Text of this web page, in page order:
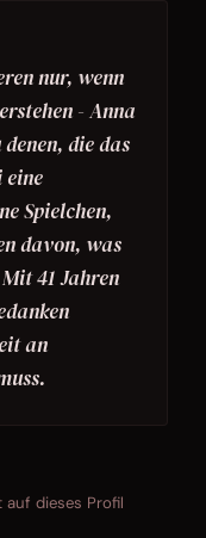
nur, wenn
- Anna
die das
eine
Spielchen,
davon, was
41 Jahren
an
dieses Profil